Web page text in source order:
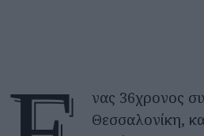
νας 36χρονος
Θεσσαλονίκη,